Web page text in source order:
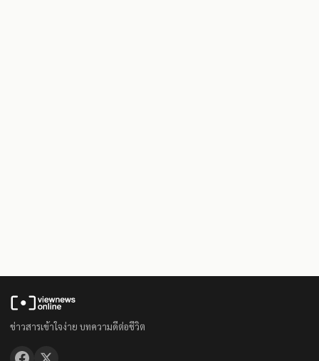
ข่าวสารเข้าใจง่าย บทความดีต่อชีวิต